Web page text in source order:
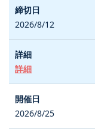
2026/8/12
詳細
2026/8/25